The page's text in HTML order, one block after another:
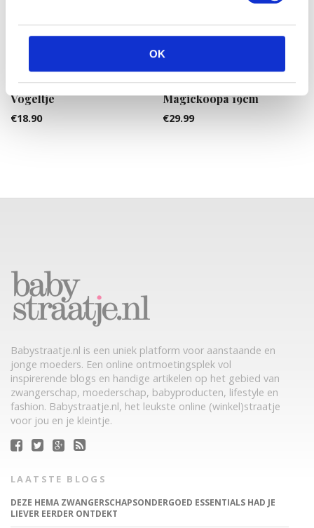
OK
Vogeltje
€18.90
Magickoopa 19cm
€29.99
Babystraatje.nl is een uniek platform voor aanstaande en
jonge moeders. Een online ontmoetingsplek vol
inspirerende blogs en handige artikelen op het gebied van
zwangerschap, moederschap, babyproducten, lifestyle en
fashion. Babystraatje.nl, het leukste online (winkel)straatje
voor jou en je kleintje.
LAATSTE BLOGS
DEZE HEMA ZWANGERSCHAPSONDERGOED ESSENTIALS HAD JE
LIEVER EERDER ONTDEKT